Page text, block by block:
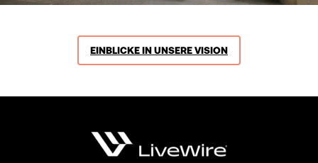
EINBLICKE IN UNSERE VISION